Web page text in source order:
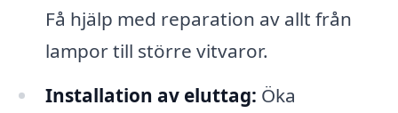
Få hjälp med reparation av allt från
lampor till större vitvaror.
Installation av eluttag: Öka